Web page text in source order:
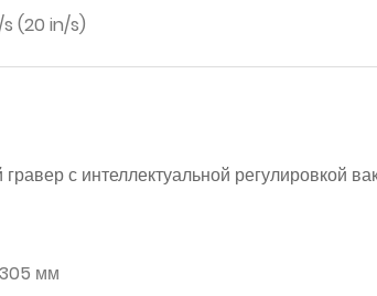
s (20 in/s)
с интеллектуальной регулировкой
мм